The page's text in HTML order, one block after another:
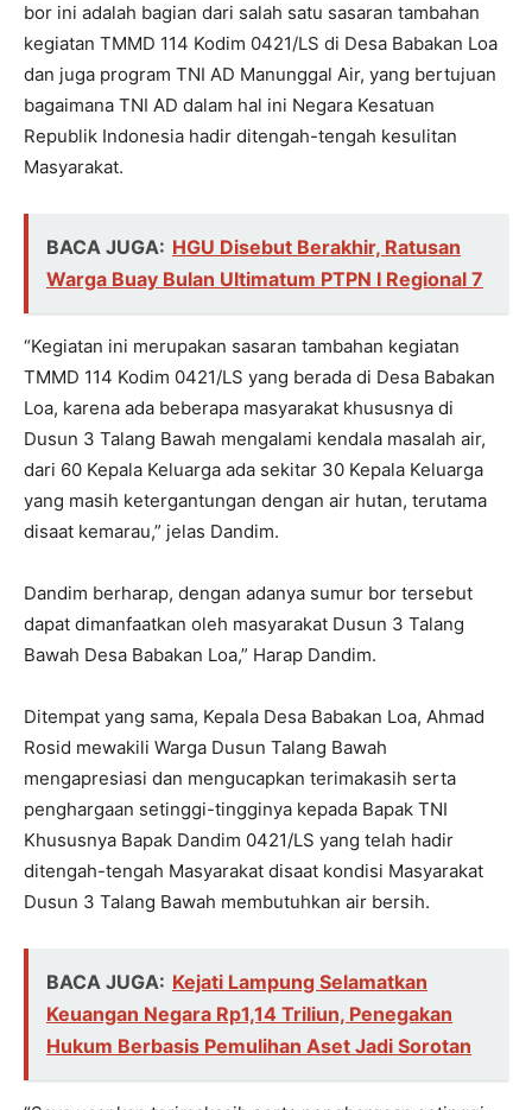
bor ini adalah bagian dari salah satu sasaran tambahan
kegiatan TMMD 114 Kodim 0421/LS di Desa Babakan Loa
dan juga program TNI AD Manunggal Air, yang bertujuan
bagaimana TNI AD dalam hal ini Negara Kesatuan
Republik Indonesia hadir ditengah-tengah kesulitan
Masyarakat.
BACA JUGA: HGU Disebut Berakhir, Ratusan
Warga Buay Bulan Ultimatum PTPN I Regional 7
“Kegiatan ini merupakan sasaran tambahan kegiatan
TMMD 114 Kodim 0421/LS yang berada di Desa Babakan
Loa, karena ada beberapa masyarakat khususnya di
Dusun 3 Talang Bawah mengalami kendala masalah air,
dari 60 Kepala Keluarga ada sekitar 30 Kepala Keluarga
yang masih ketergantungan dengan air hutan, terutama
disaat kemarau,” jelas Dandim.
Dandim berharap, dengan adanya sumur bor tersebut
dapat dimanfaatkan oleh masyarakat Dusun 3 Talang
Bawah Desa Babakan Loa,” Harap Dandim.
Ditempat yang sama, Kepala Desa Babakan Loa, Ahmad
Rosid mewakili Warga Dusun Talang Bawah
mengapresiasi dan mengucapkan terimakasih serta
penghargaan setinggi-tingginya kepada Bapak TNI
Khususnya Bapak Dandim 0421/LS yang telah hadir
ditengah-tengah Masyarakat disaat kondisi Masyarakat
Dusun 3 Talang Bawah membutuhkan air bersih.
BACA JUGA: Kejati Lampung Selamatkan
Keuangan Negara Rp1,14 Triliun, Penegakan
Hukum Berbasis Pemulihan Aset Jadi Sorotan